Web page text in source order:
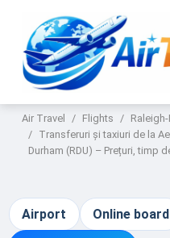
Air Travel Flights
Transferuri și taxiuri de la
Durham (RDU) – Prețuri, timp
Airport Online board